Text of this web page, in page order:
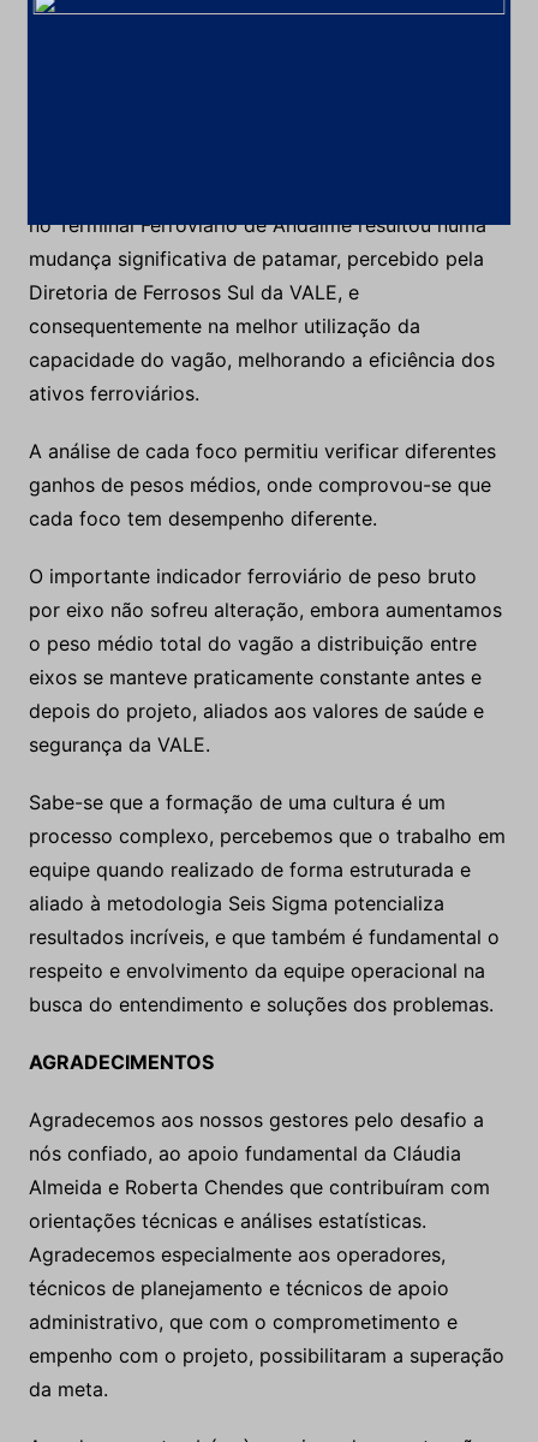
no Terminal Ferroviário de Andaime resultou numa
mudança significativa de patamar, percebido pela
Diretoria de Ferrosos Sul da VALE, e
consequentemente na melhor utilização da
capacidade do vagão, melhorando a eficiência dos
ativos ferroviários.
A análise de cada foco permitiu verificar diferentes
ganhos de pesos médios, onde comprovou-se que
cada foco tem desempenho diferente.
O importante indicador ferroviário de peso bruto
por eixo não sofreu alteração, embora aumentamos
o peso médio total do vagão a distribuição entre
eixos se manteve praticamente constante antes e
depois do projeto, aliados aos valores de saúde e
segurança da VALE.
Sabe-se que a formação de uma cultura é um
processo complexo, percebemos que o trabalho em
equipe quando realizado de forma estruturada e
aliado à metodologia Seis Sigma potencializa
resultados incríveis, e que também é fundamental o
respeito e envolvimento da equipe operacional na
busca do entendimento e soluções dos problemas.
AGRADECIMENTOS
Agradecemos aos nossos gestores pelo desafio a
nós confiado, ao apoio fundamental da Cláudia
Almeida e Roberta Chendes que contribuíram com
orientações técnicas e análises estatísticas.
Agradecemos especialmente aos operadores,
técnicos de planejamento e técnicos de apoio
administrativo, que com o comprometimento e
empenho com o projeto, possibilitaram a superação
da meta.